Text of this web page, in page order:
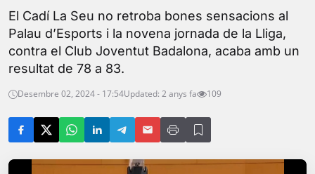
El Cadí La Seu no retroba bones sensacions al
Palau d’Esports i la novena jornada de la Lliga,
contra el Club Joventut Badalona, acaba amb un
resultat de 78 a 83.
Desembre 02, 2024 - 17:54Updated: 2 anys fa 109